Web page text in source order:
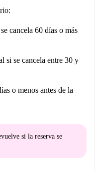
cancela 60 días o más
si se cancela entre 30 y
o menos antes de la
si la reserva se